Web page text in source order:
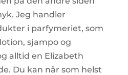
Jeg handler
i parfymeriet, som
sjampo og
alltid en Elizabeth
Du kan når som helst